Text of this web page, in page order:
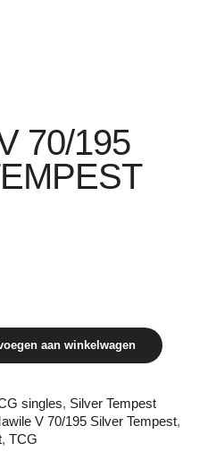
70/195
aan winkelwagen
singles, Silver Tempest
V 70/195 Silver Tempest,
, TCG